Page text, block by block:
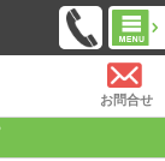
お問合せ